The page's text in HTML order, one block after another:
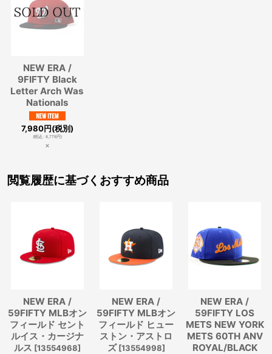
NEW ERA /
9FIFTY Black
Letter Arch Was
Nationals
7,980円(税別)
(税込: 8,778円)
×
閲覧履歴に基づくおすすめ商品
NEW ERA /
59FIFTY MLBオン
フィールド セント
ルイス・カージナ
ルス [13554968]
NEW ERA /
59FIFTY MLBオン
フィールド ヒュー
ストン・アストロ
ズ [13554998]
NEW ERA /
59FIFTY LOS
METS NEW YORK
METS 60TH ANV
ROYAL/BLACK